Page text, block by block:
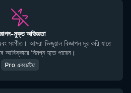
মুক্ত অভিজ্ঞতা
সংগীত। আমরা ভিজুয়াল বিজ্ঞাপন দূর করি যাতে
আবিষ্কারে নিমগ্ন হতে পারেন।
Pro একচেটিয়া